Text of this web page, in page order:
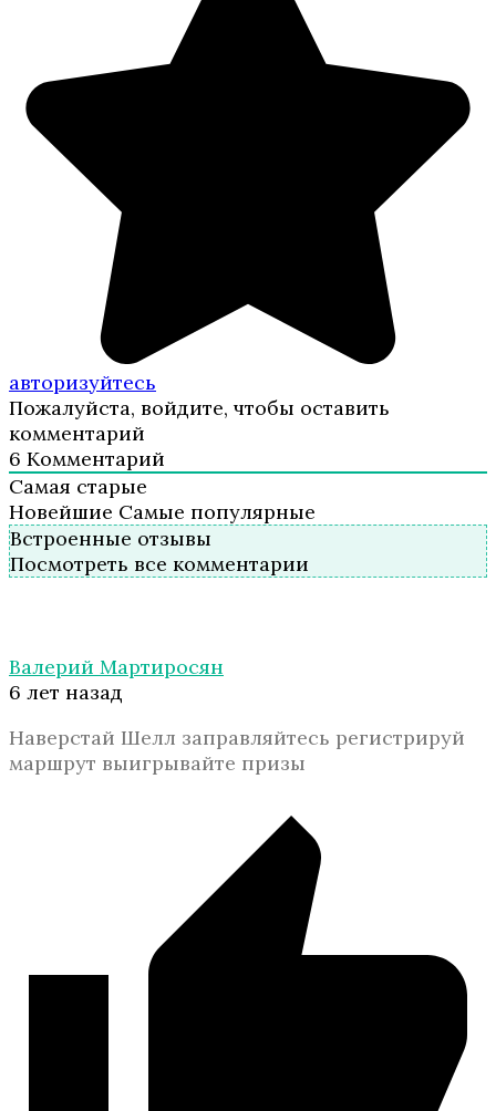
авторизуйтесь
Пожалуйста, войдите, чтобы оставить
комментарий
6 Комментарий
Самая старые
Новейшие Самые популярные
Встроенные отзывы
Посмотреть все комментарии
Валерий Мартиросян
6 лет назад
Наверстай Шелл заправляйтесь регистрируй
маршрут выигрывайте призы